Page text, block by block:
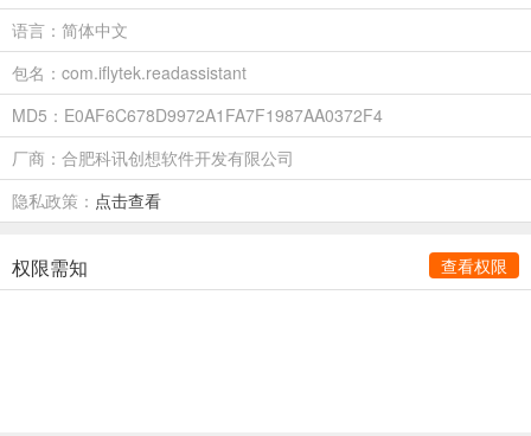
语言：简体中文
包名：com.iflytek.readassistant
MD5：E0AF6C678D9972A1FA7F1987AA0372F4
厂商：合肥科讯创想软件开发有限公司
隐私政策： 点击查看
权限需知 查看权限